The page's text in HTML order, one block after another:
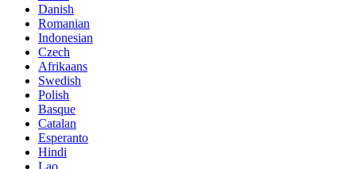
Danish
Romanian
Indonesian
Czech
Afrikaans
Swedish
Polish
Basque
Catalan
Esperanto
Hindi
Lao